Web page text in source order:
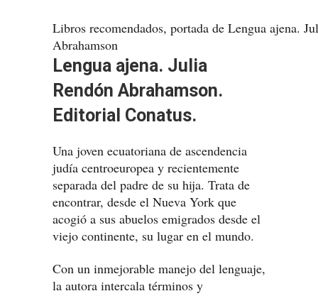
Libros recomendados, portada de Lengua ajena.
Abrahamson
Lengua ajena. Julia
Rendón Abrahamson.
Editorial Conatus.
Una joven ecuatoriana de ascendencia
judía centroeuropea y recientemente
separada del padre de su hija. Trata de
encontrar, desde el Nueva York que
acogió a sus abuelos emigrados desde el
viejo continente, su lugar en el mundo.
Con un inmejorable manejo del lenguaje,
la autora intercala términos y